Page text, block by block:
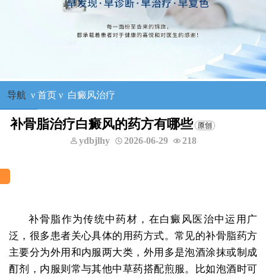
导航 ν 首页ν 白癜风治疗
补骨脂治疗白癜风的药方有哪些
ydbjlhy 2026-06-29 218
补骨脂作为传统中药材，在白癜风医治中运用广
泛，很多患者关心具体的用药方式。常见的补骨脂药方
主要分为外用和内服两大类，外用多是泡酒涂抹或制成
酊剂，内服则常与其他中草药搭配煎服。比如泡酒时可